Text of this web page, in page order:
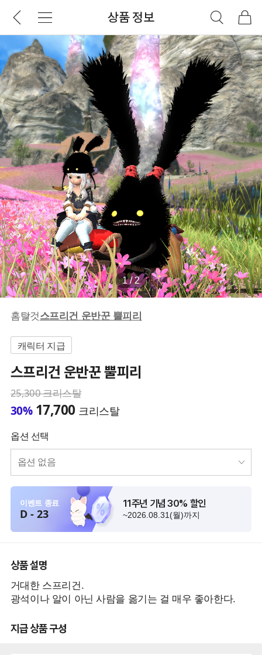
상품 정보
1 / 2
홈탈것스프리건 운반꾼 뿔피리
캐릭터 지급
스프리건 운반꾼 뿔피리
25,300크리스탈
30%17,700 크리스탈
옵션 선택
옵션 없음
이벤트 종료
D - 23
11주년 기념 30% 할인
~2026.08.31(월)까지
상품 설명
거대한 스프리건.
광석이나 알이 아닌 사람을 옮기는 걸 매우 좋아한다.
지급 상품 구성